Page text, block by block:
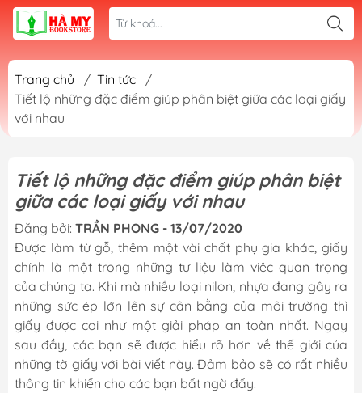
Trang chủ / Tin tức
/
Tiết lộ những đặc điểm giúp phân biệt giữa các loại giấy
với nhau
Tiết lộ những đặc điểm giúp phân biệt
giữa các loại giấy với nhau
Đăng bởi: TRẦN PHONG - 13/07/2020
Được làm từ gỗ, thêm một vài chất phụ gia khác, giấy
chính là một trong những tư liệu làm việc quan trọng
của chúng ta. Khi mà nhiều loại nilon, nhựa đang gây ra
những sức ép lớn lên sự cân bằng của môi trường thì
giấy được coi như một giải pháp an toàn nhất. Ngay
sau đầy, các bạn sẽ được hiểu rõ hơn về thế giới của
những tờ giấy với bài viết này. Đảm bảo sẽ có rất nhiều
thông tin khiến cho các bạn bất ngờ đấy.